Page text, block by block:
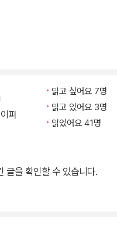
퍼
읽고 싶어요 7명
읽고 있어요 3명
읽었어요 41명
글을 확인할 수 있습니다.